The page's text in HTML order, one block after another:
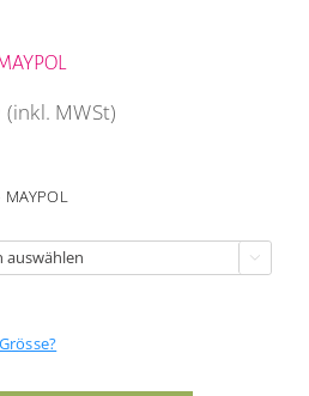
Aktueller
ist:
(inkl. MWSt)
